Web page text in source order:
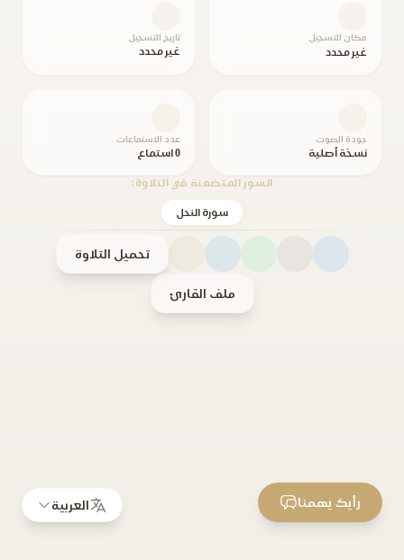
مكان التسجيل
غير محدد
تاريخ التسجيل
غير محدد
جودة الصوت
نسخة أصلية
عدد الاستماعات
0 استماع
السور المتضمنة في التلاوة:
سورة النحل
تحميل التلاوة
ملف القارئ
العربية رأيك يهمنا